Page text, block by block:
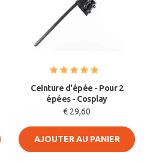
Ceinture d'épée - Pour 2
épées - Cosplay
€ 29,60
AJOUTER AU PANIER